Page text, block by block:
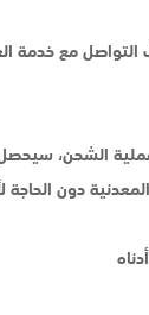
مع خدمة
الشحن،
دون